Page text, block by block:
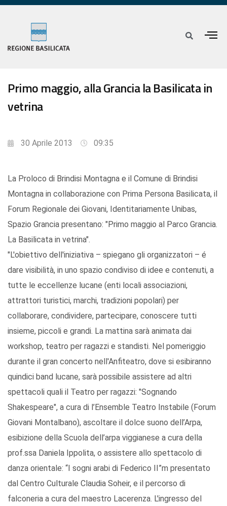
Primo maggio, alla Grancia la Basilicata in
vetrina
30 Aprile 2013 09:35
La Proloco di Brindisi Montagna e il Comune di Brindisi
Montagna in collaborazione con Prima Persona Basilicata, il
Forum Regionale dei Giovani, Identitariamente Unibas,
Spazio Grancia presentano: "Primo maggio al Parco Grancia.
La Basilicata in vetrina".
"L'obiettivo dell'iniziativa – spiegano gli organizzatori – é
dare visibilità, in uno spazio condiviso di idee e contenuti, a
tutte le eccellenze lucane (enti locali associazioni,
attrattori turistici, marchi, tradizioni popolari) per
collaborare, condividere, partecipare, conoscere tutti
insieme, piccoli e grandi. La mattina sarà animata dai
workshop, teatro per ragazzi e standisti. Nel pomeriggio
durante il gran concerto nell'Anfiteatro, dove si esibiranno
quindici band lucane, sarà possibile assistere ad altri
spettacoli quali il Teatro per ragazzi: "Sognando
Shakespeare", a cura di l’Ensemble Teatro Instabile (Forum
Giovani Montalbano), ascoltare il dolce suono dell’Arpa,
esibizione della Scuola dell’arpa viggianese a cura della
prof.ssa Daniela Ippolita, o assistere allo spettacolo di
danza orientale: “I sogni arabi di Federico II”m presentato
dal Centro Culturale Claudia Soheir, e il percorso di
falconeria a cura del maestro Lacerenza. L'ingresso del